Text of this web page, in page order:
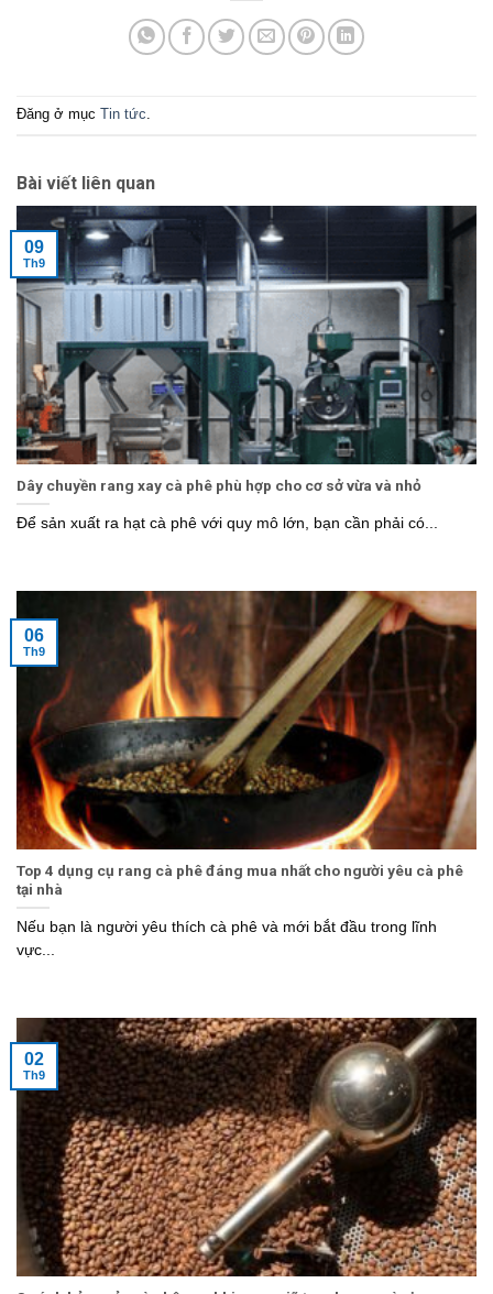
Đăng ở mục Tin tức.
Bài viết liên quan
Dây chuyền rang xay cà phê phù hợp cho cơ sở vừa và nhỏ
Để sản xuất ra hạt cà phê với quy mô lớn, bạn cần phải có...
09
Th9
Top 4 dụng cụ rang cà phê đáng mua nhất cho người yêu cà phê
tại nhà
Nếu bạn là người yêu thích cà phê và mới bắt đầu trong lĩnh
vực...
06
Th9
02
Th9